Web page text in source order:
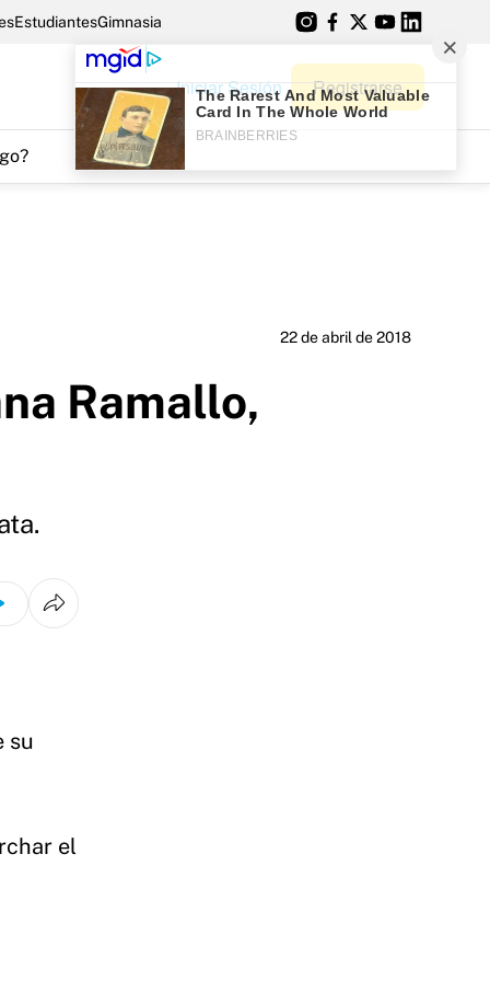
EstudiantesGimnasia
Iniciar Sesión Registrarse
22 de abril de 2018
Ramallo,
su
el